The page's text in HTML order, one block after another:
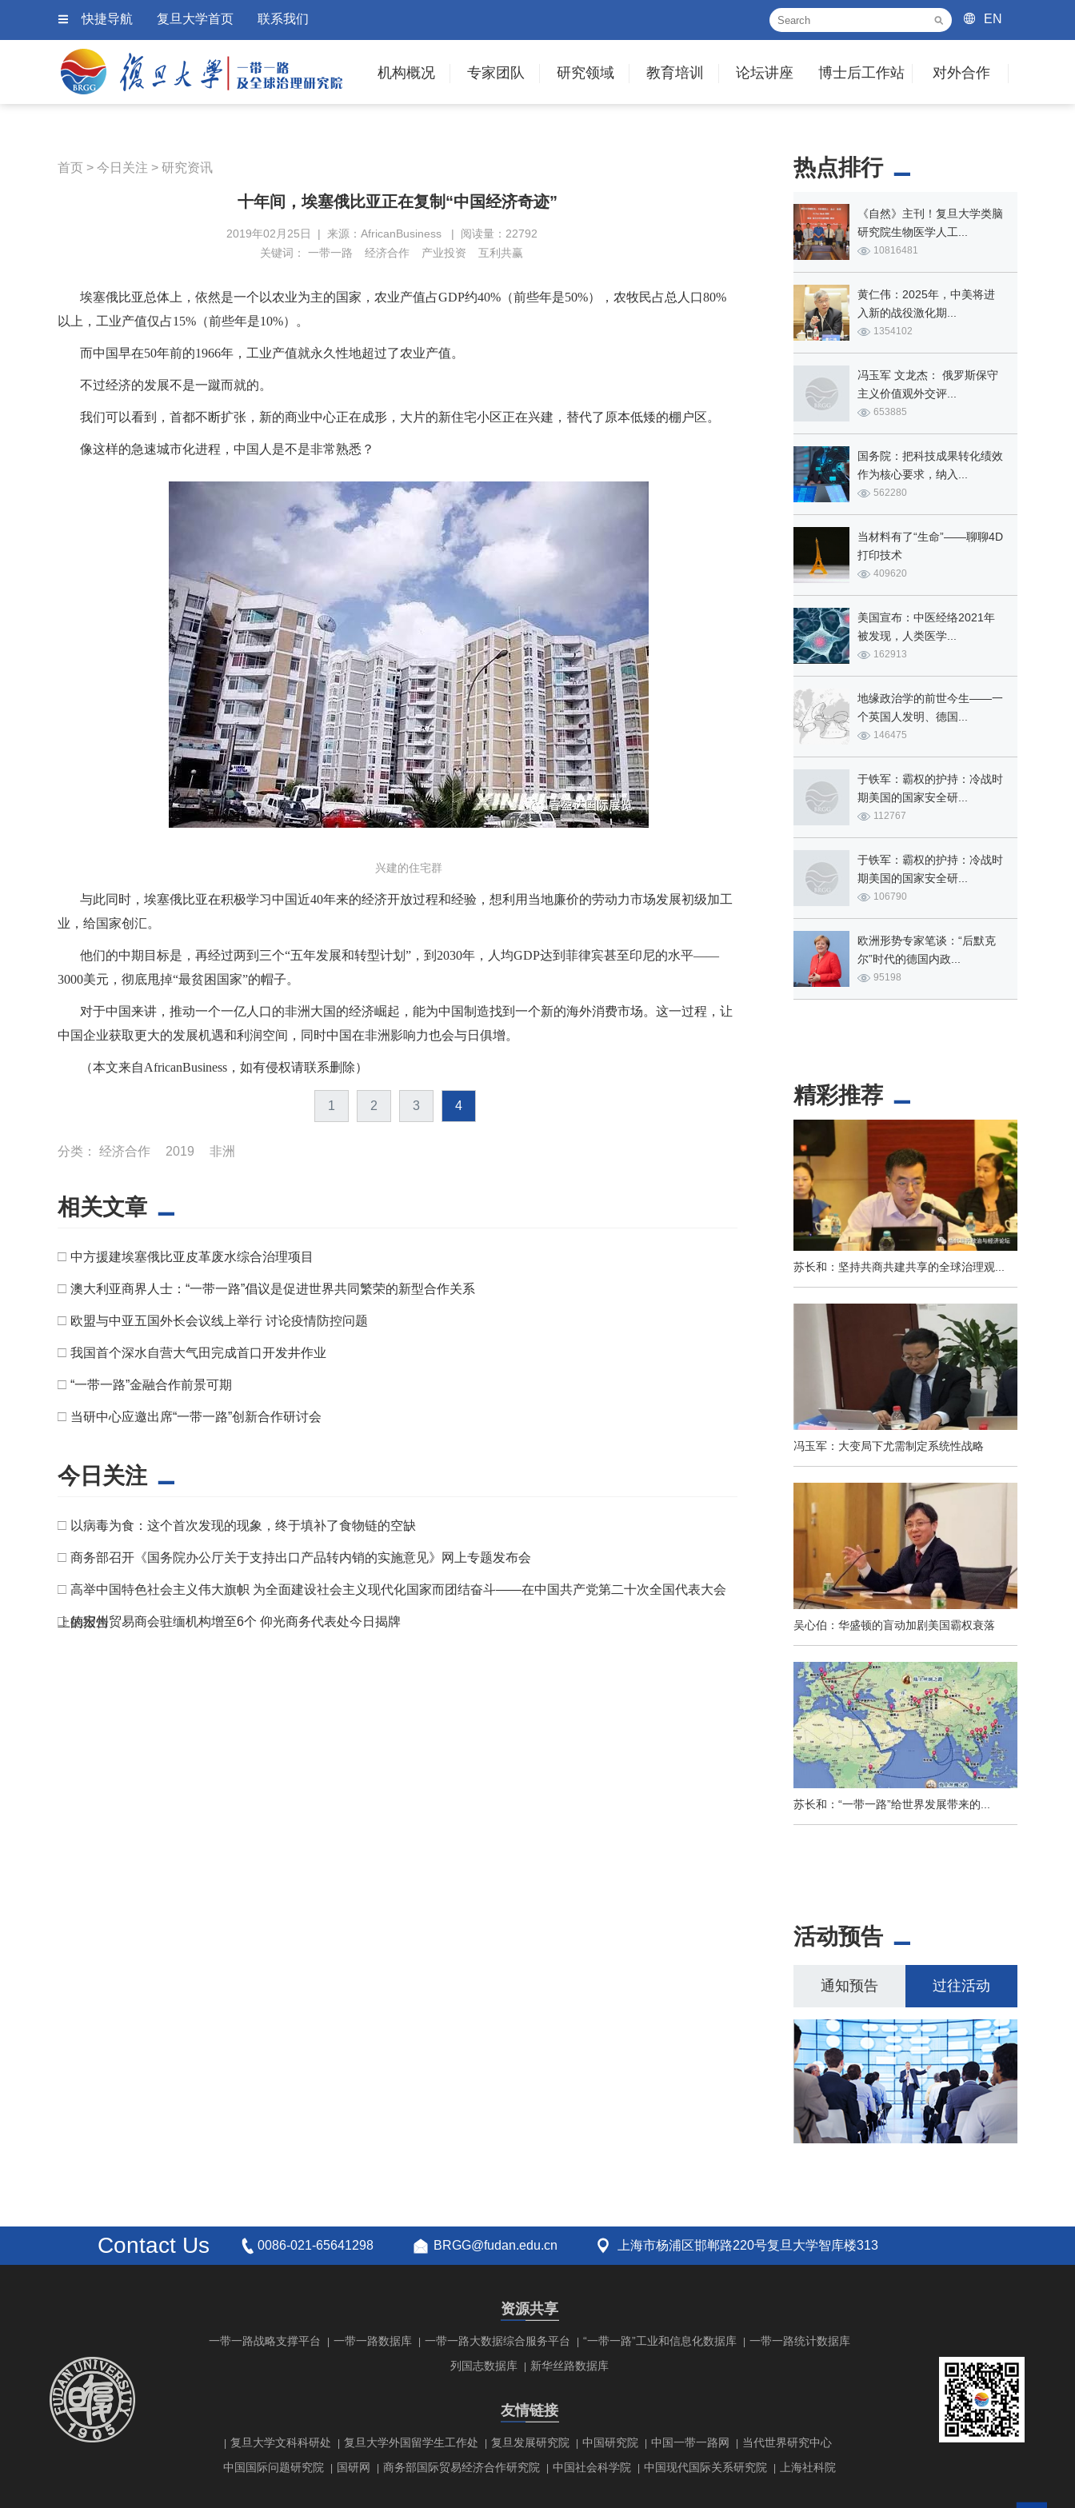
快捷导航 复旦大学首页 联系我们 EN
机构概况 专家团队 研究领域 教育培训 论坛讲座 博士后工作站 对外合作
首页 > 今日关注 > 研究资讯
十年间，埃塞俄比亚正在复制“中国经济奇迹”
2019年02月25日 | 来源：AfricanBusiness | 阅读量：22792
关键词： 一带一路 经济合作 产业投资 互利共赢
埃塞俄比亚总体上，依然是一个以农业为主的国家，农业产值占GDP约40% （前些年是50%），农牧民占总人口80%
以上，工业产值仅占15% （前些年是10%）。
而中国早在50年前的1966年，工业产值就永久性地超过了农业产值。
不过经济的发展不是一蹴而就的。
我们可以看到，首都不断扩张，新的商业中心正在成形，大片的新住宅小区正在兴建，替代了原本低矮的棚户区。
像这样的急速城市化进程，中国人是不是非常熟悉？
兴建的住宅群
与此同时，埃塞俄比亚在积极学习中国近40年来的经济开放过程和经验，想利用当地廉价的劳动力市场发展初级加工
业，给国家创汇。
他们的中期目标是，再经过两到三个“五年发展和转型计划”，到 2030年，人均GDP达到菲律宾甚至印尼的水平——
3000美元，彻底甩掉“最贫困国家”的帽子。
对于中国来讲，推动一个一亿人口的非洲大国的经济崛起，能为中国制造找到一个新的海外消费市场。这一过程，让
中国企业获取更大的发展机遇和利润空间，同时中国在非洲影响力也会与日俱增。
（本文来自AfricanBusiness ，如有侵权请联系删除）
1 2 3 4
分类： 经济合作 2019 非洲
相关文章
□ 中方援建埃塞俄比亚皮革废水综合治理项目
□ 澳大利亚商界人士：“一带一路”倡议是促进世界共同繁荣的新型合作关系
□ 欧盟与中亚五国外长会议线上举行 讨论疫情防控问题
□ ​我国首个深水自营大气田完成首口开发井作业
□ “一带一路”金融合作前景可期
□ 当研中心应邀出席“一带一路”创新合作研讨会
今日关注
□ 以病毒为食：这个首次发现的现象，终于填补了食物链的空缺
□ 商务部召开《国务院办公厅关于支持出口产品转内销的实施意见》网上专题发布会
□ 高举中国特色社会主义伟大旗帜 为全面建设社会主义现代化国家而团结奋斗——在中国共产党第二十次全国代表大会
上的报告
□德宏州贸易商会驻缅机构增至6个 仰光商务代表处今日揭牌
热点排行
《自然》主刊！复旦大学类脑
研究院生物医学人工...
10816481
黄仁伟：2025年，中美将进
入新的战役激化期...
1354102
冯玉军 文龙杰： 俄罗斯保守
主义价值观外交评...
653885
国务院：把科技成果转化绩效
作为核心要求，纳入...
562280
当材料有了“生命”——聊聊4D
打印技术
409620
美国宣布：中医经络2021年
被发现，人类医学...
162913
地缘政治学的前世今生——一
个英国人发明、德国...
146475
于铁军：霸权的护持：冷战时
期美国的国家安全研...
112767
于铁军：霸权的护持：冷战时
期美国的国家安全研...
106790
欧洲形势专家笔谈：“后默克
尔”时代的德国内政...
95198
精彩推荐
苏长和：坚持共商共建共享的全球治理观...
冯玉军：大变局下尤需制定系统性战略
吴心伯：华盛顿的盲动加剧美国霸权衰落
苏长和：“一带一路”给世界发展带来的...
活动预告
通知预告 过往活动
Contact Us 0086-021-65641298 BRGG@fudan.edu.cn 上海市杨浦区邯郸路220号复旦大学智库楼313
资源共享
一带一路战略支撑平台 一带一路数据库 一带一路大数据综合服务平台 “一带一路”工业和信息化数据库
一带一路统计数据库
列国志数据库
新华丝路数据库
友情链接
复旦大学文科科研处 复旦大学外国留学生工作处 复旦发展研究院 中国研究院 中国一带一路网
当代世界研究中心
中国国际问题研究院
国研网 商务部国际贸易经济合作研究院 中国社会科学院 中国现代国际关系研究院 上海社科院